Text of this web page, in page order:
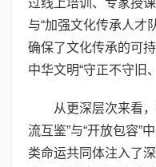
与“加强文化传承人才
确保了文化传承的可
中华文明“守正不守旧
从更深层次来看
流互鉴”与“开放包容”
类命运共同体注入了